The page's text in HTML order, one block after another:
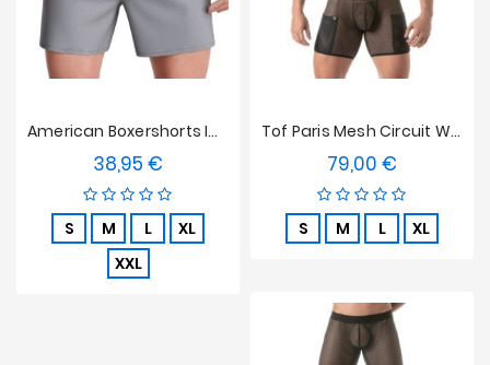
American Boxershorts Impetus - Graue
38,95 €
S M L
XL
XXL
Tof Paris Mesh Circuit Wrestler Bodysuit Schwarz
79,00 €
S M L XL